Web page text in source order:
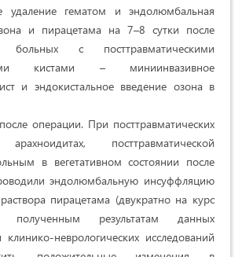
удаление гематом и эндолюмбальная
и пирацетама на 7–8 сутки после
с посттравматическими
кистами – миниинвазивное
и эндокистальное введение озона в
операции. При посттравматических
посттравматической
в вегетативном состоянии после
эндолюмбальную инсуффляцию
пирацетама (двукратно на курс
результатам данных
неврологических исследований